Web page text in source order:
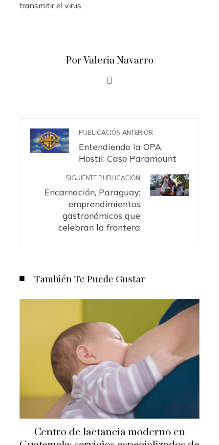
transmitir el virus.
Por Valeria Navarro
PUBLICACIÓN ANTERIOR
Entendiendo la OPA
Hostil: Caso Paramount
SIGUIENTE PUBLICACIÓN
Encarnación, Paraguay:
emprendimientos
gastronómicos que
celebran la frontera
También Te Puede Gustar
Centro de lactancia moderno en